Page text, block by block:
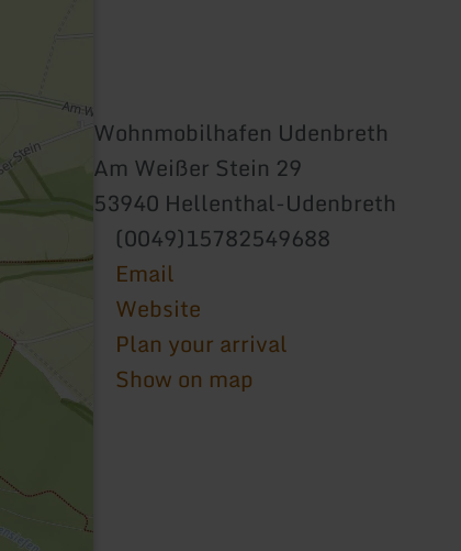
Wohnmobilhafen Udenbreth
Am Weißer Stein 29
53940 Hellenthal-Udenbreth
(0049)15782549688
Email
Website
Plan your arrival
Show on map